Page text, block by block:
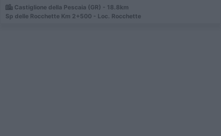
Castiglione della Pescaia (GR) - 18.8km
Sp delle Rocchette Km 2+500 - Loc. Rocchette